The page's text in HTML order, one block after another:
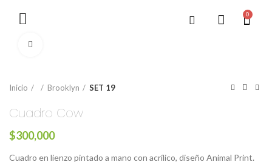
0
Inicio Brooklyn SET 19
Cuadro Cow
$300,000
Cuadro en lienzo pintado a mano con acrílico, diseño Animal Print.